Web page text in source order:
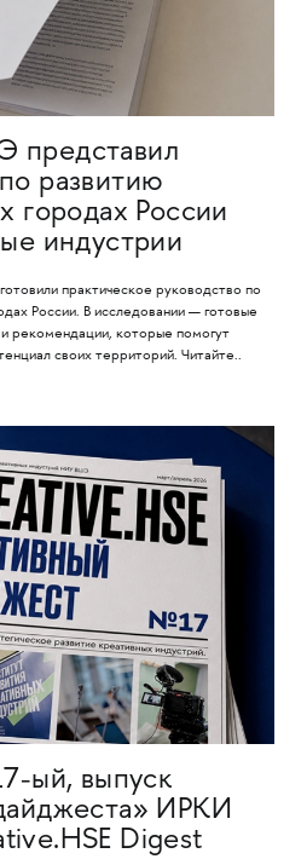
развитию
городах России
индустрии
практическое руководство по
России. В исследовании — готовые
рекомендации, которые помогут
своих территорий. Читайте..
ый, выпуск
ИРКИ
Digest